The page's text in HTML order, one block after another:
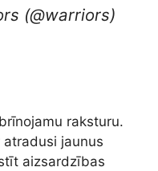
(@warriors)
raksturu.
jaunus
aizsardzības